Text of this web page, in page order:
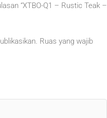
“XTBO-Q1 – Rustic Teak –
Ruas yang wajib